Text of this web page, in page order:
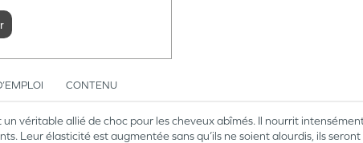
CONTENU
véritable allié de choc pour les cheveux abîmés. Il nourrit
Leur élasticité est augmentée sans qu’ils ne soient alourdis, ils